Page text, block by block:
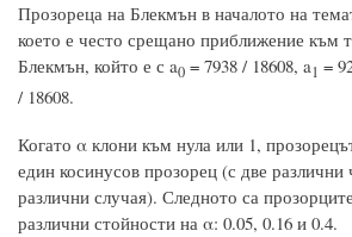
Прозореца на Блекмън в началото на
което е често срещано приближение към
Блекмън, който е с a0 = 7938 / 18608, a1 =
/ 18608.
Когато α клони към нула или 1,
един косинусов прозорец (с две различни
различни случая). Следното са
различни стойности на α: 0.05, 0.16 и 0.4.